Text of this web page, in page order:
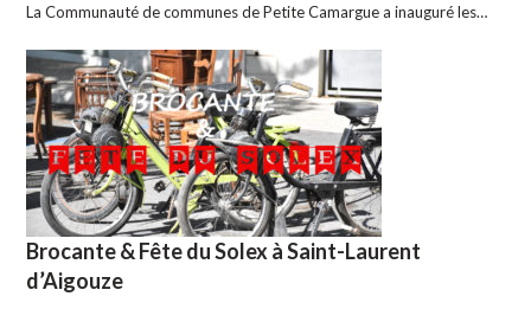
La Communauté de communes de Petite Camargue a inauguré les…
Brocante & Fête du Solex à Saint-Laurent
d’Aigouze